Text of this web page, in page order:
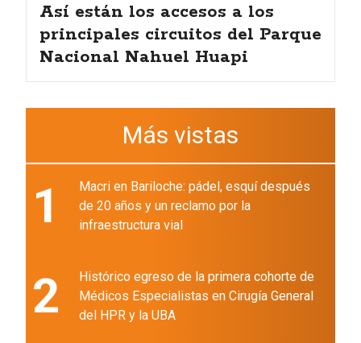
Así están los accesos a los
principales circuitos del Parque
Nacional Nahuel Huapi
Más vistas
1
Macri en Bariloche: pádel, esquí después
de 20 años y un reclamo por la
infraestructura vial
2
Histórico egreso de la primera cohorte de
Médicos Especialistas en Cirugía General
del HPR y la UBA